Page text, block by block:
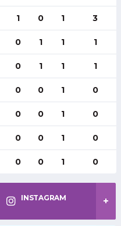
1 0 1 3
0 1 1 1
0 1 1 1
0 0 1 0
0 0 1 0
0 0 1 0
0 0 1 0
INSTAGRAM